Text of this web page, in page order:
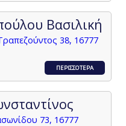
Βασιλική
38, 16777
ΠΕΡΙΣΣΟΤΕΡΑ
73, 16777